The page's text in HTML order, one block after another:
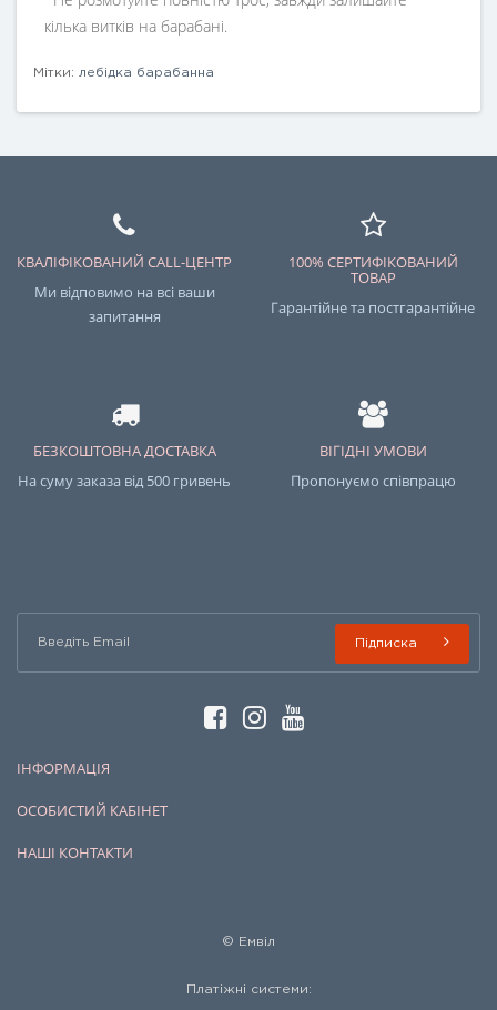
кілька витків на барабані.
Мітки: лебідка барабанна
КВАЛІФІКОВАНИЙ CALL-ЦЕНТР
Ми відповимо на всі ваши
запитання
100% СЕРТИФІКОВАНИЙ
ТОВАР
Гарантійне та постгарантійне
БЕЗКОШТОВНА ДОСТАВКА
На суму заказа від 500 гривень
ВІГІДНІ УМОВИ
Пропонуємо співпрацю
Підписка
ІНФОРМАЦІЯ
ОСОБИСТИЙ КАБІНЕТ
НАШІ КОНТАКТИ
© Емвіл
Платіжні системи: